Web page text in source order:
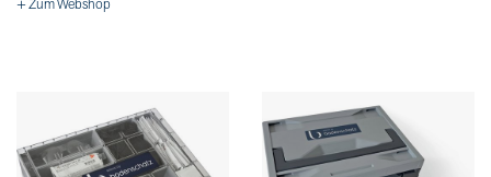
+ Zum Webshop